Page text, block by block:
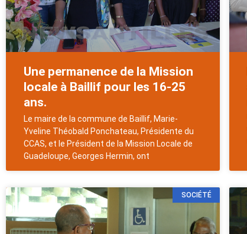
Une permanence de la Mission
locale à Baillif pour les 16-25
ans.
Le maire de la commune de Baillif, Marie-
Yveline Théobald Ponchateau, Présidente du
CCAS, et le Président de la Mission Locale de
Guadeloupe, Georges Hermin, ont
SOCIÉTÉ